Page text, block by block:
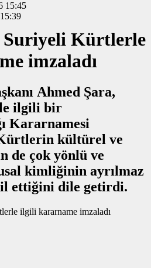
15:45
Suriyeli Kürtlerle
imzaladı
Ahmed Şara,
ilgili bir
Kararnamesi
kültürel ve
de çok yönlü ve
kimliğinin ayrılmaz
ettiğini dile getirdi.